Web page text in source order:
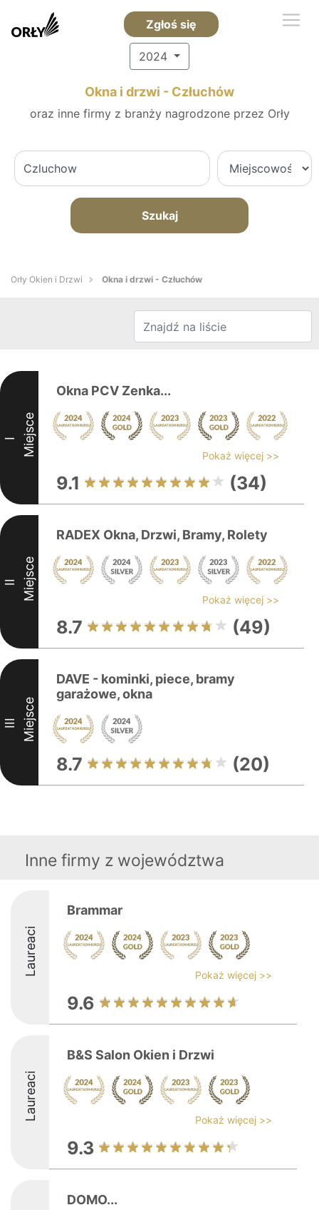
Zgłoś się
2024
Okna i drzwi - Człuchów
oraz inne firmy z branży nagrodzone przez Orły
Szukaj
Orły Okien i Drzwi Okna i drzwi - Człuchów
I Miejsce
Okna PCV Zenka...
Pokaż więcej >>
9.1 (34)
II Miejsce
RADEX Okna, Drzwi, Bramy, Rolety
Pokaż więcej >>
8.7 (49)
III Miejsce
DAVE - kominki, piece, bramy
garażowe, okna
8.7 (20)
Inne firmy z województwa
Laureaci
Brammar
Pokaż więcej >>
9.6
Laureaci
B&S Salon Okien i Drzwi
Pokaż więcej >>
9.3
DOMO...